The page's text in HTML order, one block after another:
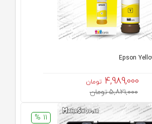
4,989,000 تومان
5,821,000 تومان
11 %